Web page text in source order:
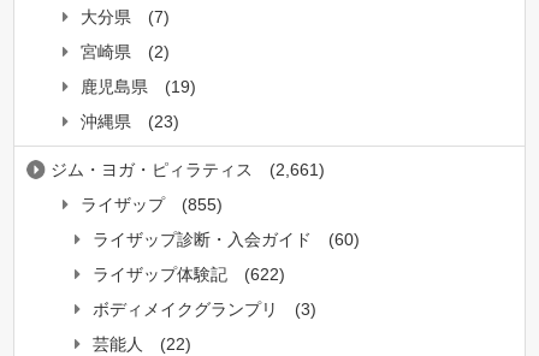
大分県
(7)
宮崎県
(2)
鹿児島県
(19)
沖縄県
(23)
ジム・ヨガ・ピィラティス
(2,661)
ライザップ
(855)
ライザップ診断・入会ガイド
(60)
ライザップ体験記
(622)
ボディメイクグランプリ
(3)
芸能人
(22)